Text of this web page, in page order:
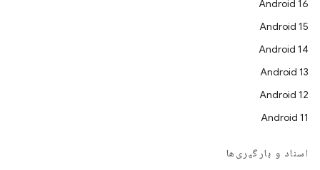
Android 16
Android 15
Android 14
Android 13
Android 12
Android 11
اسناد و بارگیری‌ها